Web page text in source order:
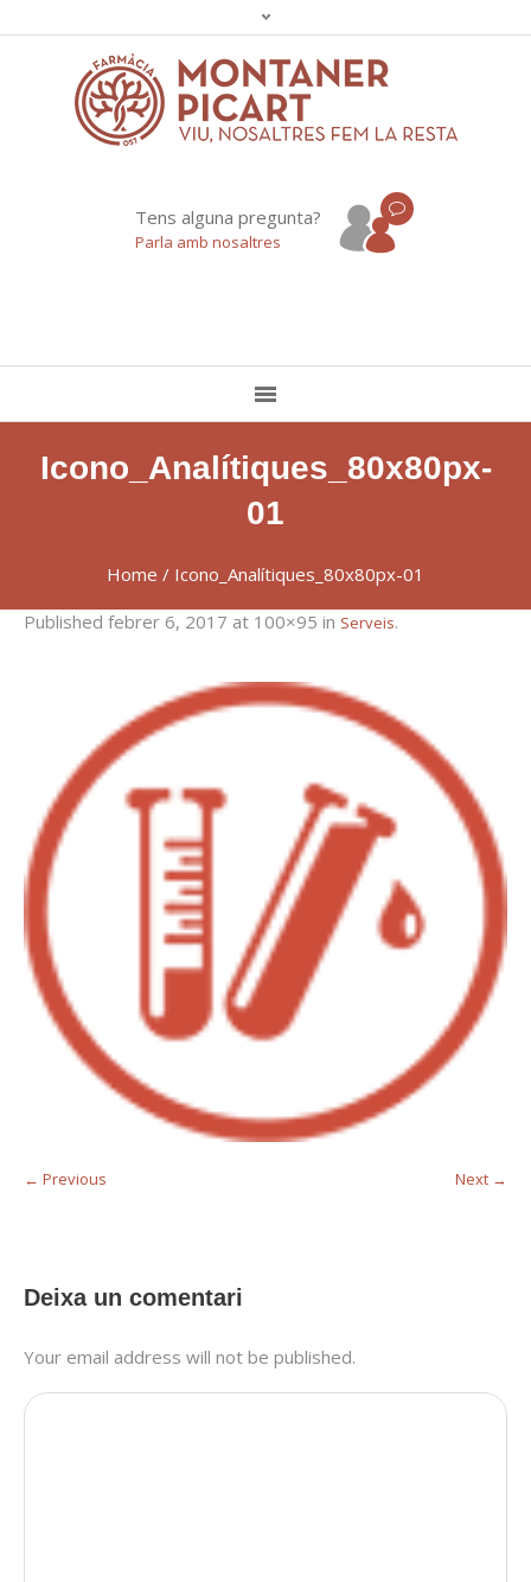
Tens alguna pregunta?
Parla amb nosaltres
Icono_Analítiques_80x80px-
01
Home / Icono_Analítiques_80x80px-01
Published febrer 6, 2017 at 100×95 in Serveis.
← Previous Next →
Deixa un comentari
Your email address will not be published.